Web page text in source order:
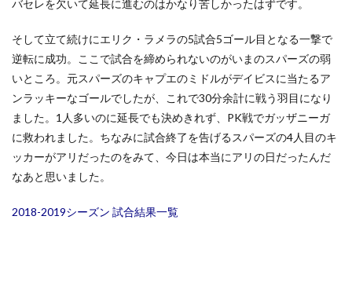
バセレを欠いて延長に進むのはかなり苦しかったはずです。
そして立て続けにエリク・ラメラの5試合5ゴール目となる一撃で
逆転に成功。ここで試合を締められないのがいまのスパーズの弱
いところ。元スパーズのキャプエのミドルがデイビスに当たるア
ンラッキーなゴールでしたが、これで30分余計に戦う羽目になり
ました。1人多いのに延長でも決めきれず、PK戦でガッザニーガ
に救われました。ちなみに試合終了を告げるスパーズの4人目のキ
ッカーがアリだったのをみて、今日は本当にアリの日だったんだ
なあと思いました。
2018-2019シーズン 試合結果一覧